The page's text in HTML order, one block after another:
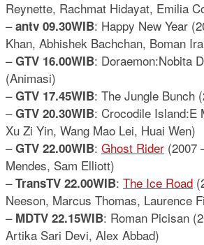
Reynette, Rachmat Hidayat, Emilia
–antv 09.30WIB: Happy New Year
Khan, Abhishek Bachchan, Boman
–GTV 16.00WIB: Doraemon:Nobita
(Animasi)
–GTV 17.45WIB: The Jungle Bunch
–GTV 20.30WIB: Crocodile Island:E
Xu Zi Yin, Wang Mao Lei, Huai Wen)
–GTV 22.00WIB: Ghost Rider (2007
Mendes, Sam Elliott)
–TransTV 22.00WIB: The Ice Road
Neeson, Marcus Thomas, Laurence
– MDTV 22.15WIB: Roman Picisan
Artika Sari Devi, Alex Abbad)